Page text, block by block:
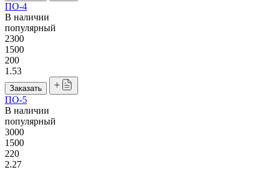
ПО-4
В наличии
популярный
2300
1500
200
1.53
Заказать
ПО-5
В наличии
популярный
3000
1500
220
2.27